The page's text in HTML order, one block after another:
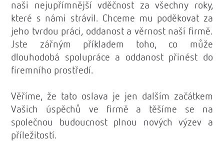
naši nejupřímnější vděčnost za všechny roky,
které s námi strávil. Chceme mu poděkovat za
jeho tvrdou práci, oddanost a věrnost naší firmě.
Jste zářným příkladem toho, co může
dlouhodobá spolupráce a oddanost přinést do
firemního prostředí.
Věříme, že tato oslava je jen dalším začátkem
Vašich úspěchů ve firmě a těšíme se na
společnou budoucnost plnou nových výzev a
příležitostí.